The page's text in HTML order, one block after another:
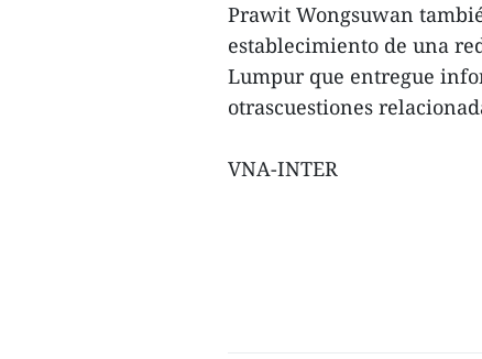
Prawit Wongsuwan
establecimiento de una
Lumpur que entregue
otrascuestiones
VNA-INTER